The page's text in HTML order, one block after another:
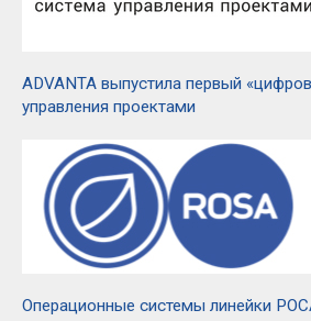
ADVANTA выпустила первый
управления проектами
Операционные системы линейки